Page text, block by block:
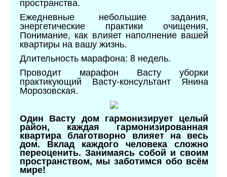
Ежедневные небольшие задания,
энергетические практики очищения,
Понимание, как влияет наполнение вашей
квартиры на вашу жизнь.
Длительность марафона: 8 недель.
Проводит марафон Васту уборки
практикующий Васту-консультант Янина
Морозовская.
Один Васту дом гармонизирует целый
район, каждая гармонизированная
квартира благотворно влияет на весь
дом. Вклад каждого человека сложно
переоценить. Занимаясь собой и своим
пространством, мы заботимся обо всём
мире!